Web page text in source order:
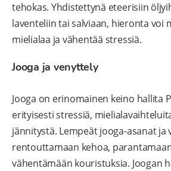
tehokas. Yhdistettynä eteerisiin
laventeliin tai salviaan, hieronta voi
mielialaa ja vähentää stressiä.
Jooga ja venyttely
Jooga on erinomainen keino hallita
erityisesti stressiä,
jännitystä. Lempeät jooga-asanat
rentouttamaan kehoa,
vähentämään kouristuksia. Joogan